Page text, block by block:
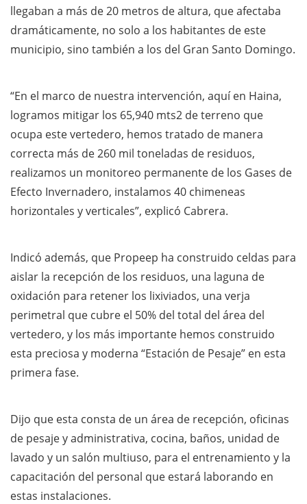
llegaban a más de 20 metros de altura, que afectaba
dramáticamente, no solo a los habitantes de este
municipio, sino también a los del Gran Santo Domingo.
“En el marco de nuestra intervención, aquí en Haina,
logramos mitigar los 65,940 mts2 de terreno que
ocupa este vertedero, hemos tratado de manera
correcta más de 260 mil toneladas de residuos,
realizamos un monitoreo permanente de los Gases de
Efecto Invernadero, instalamos 40 chimeneas
horizontales y verticales”, explicó Cabrera.
Indicó además, que Propeep ha construido celdas para
aislar la recepción de los residuos, una laguna de
oxidación para retener los lixiviados, una verja
perimetral que cubre el 50% del total del área del
vertedero, y los más importante hemos construido
esta preciosa y moderna “Estación de Pesaje” en esta
primera fase.
Dijo que esta consta de un área de recepción, oficinas
de pesaje y administrativa, cocina, baños, unidad de
lavado y un salón multiuso, para el entrenamiento y la
capacitación del personal que estará laborando en
estas instalaciones.